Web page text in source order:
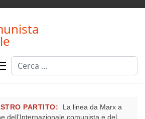
Cerca
PARTITO:
La linea da Marx a
dell’Internazionale comunista e del